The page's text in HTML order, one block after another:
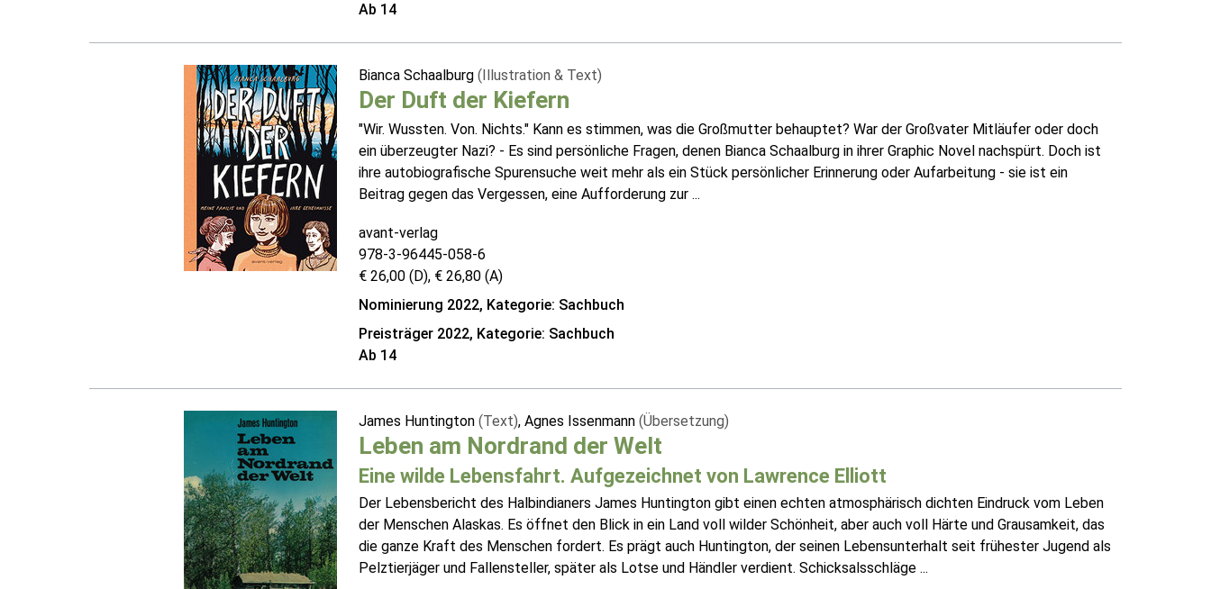
Ab 14
Bianca Schaalburg (Illustration & Text)
Der Duft der Kiefern
"Wir. Wussten. Von. Nichts." Kann es stimmen, was die Großmutter behauptet? War der Großvater Mitläufer oder doch
ein überzeugter Nazi? - Es sind persönliche Fragen, denen Bianca Schaalburg in ihrer Graphic Novel nachspürt. Doch ist
ihre autobiografische Spurensuche weit mehr als ein Stück persönlicher Erinnerung oder Aufarbeitung - sie ist ein
Beitrag gegen das Vergessen, eine Aufforderung zur ...
avant-verlag
978-3-96445-058-6
€ 26,00 (D), € 26,80 (A)
Nominierung 2022, Kategorie: Sachbuch
Preisträger 2022, Kategorie: Sachbuch
Ab 14
James Huntington (Text), Agnes Issenmann (Übersetzung)
Leben am Nordrand der Welt
Eine wilde Lebensfahrt. Aufgezeichnet von Lawrence Elliott
Der Lebensbericht des Halbindianers James Huntington gibt einen echten atmosphärisch dichten Eindruck vom Leben
der Menschen Alaskas. Es öffnet den Blick in ein Land voll wilder Schönheit, aber auch voll Härte und Grausamkeit, das
die ganze Kraft des Menschen fordert. Es prägt auch Huntington, der seinen Lebensunterhalt seit frühester Jugend als
Pelztierjäger und Fallensteller, später als Lotse und Händler verdient. Schicksalsschläge ...